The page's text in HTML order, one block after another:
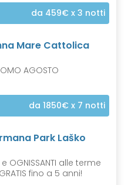
da 459€ x 3 notti
Mare Cattolica
AGOSTO
da 1850€ x 7 notti
Park Laško
e OGNISSANTI alle terme
fino a 5 anni!